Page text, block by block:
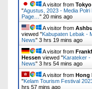
A visitor from Tokyo
"Agustus, 2023 - Media Polri
Page… " 20 mins ago
A visitor from
viewed "Kabupaten Lebak -
News" 3 hrs 19 mins ago
A visitor from
Hessen viewed "Karateker -
News" 3 hrs 54 mins ago
A visitor from Hong
"Kelam Tourism Festival
hrs 57 mins ago